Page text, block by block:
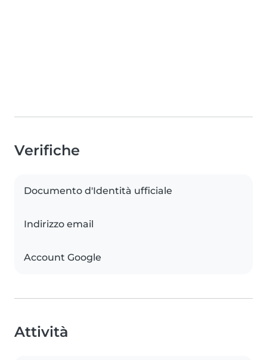
Verifiche
Documento d'Identità ufficiale
Indirizzo email
Account Google
Attività